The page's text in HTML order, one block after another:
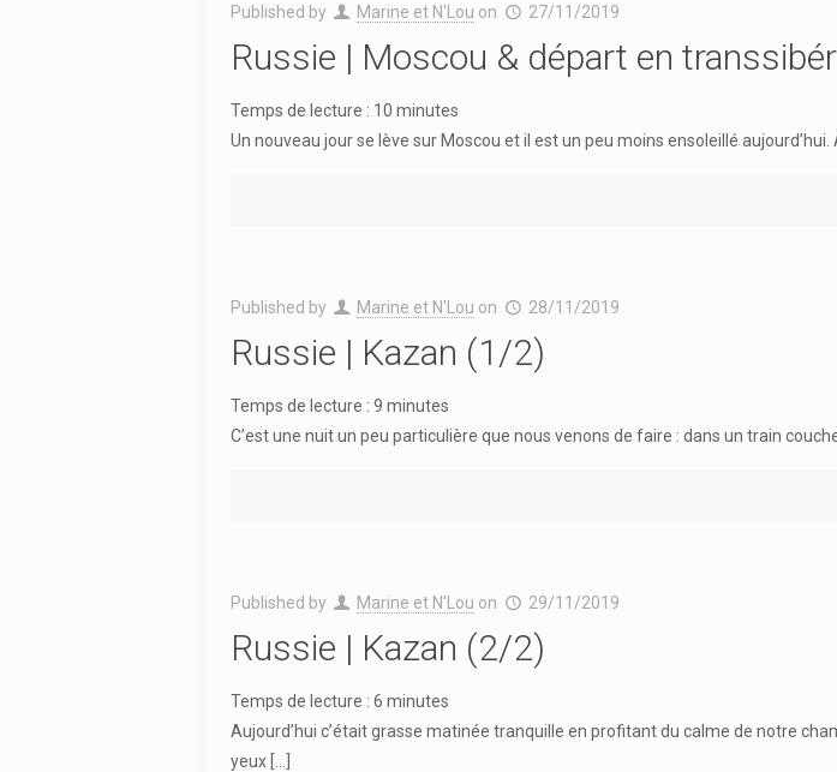
Published by Marine et N'Lou on 27/11/2019
Russie | Moscou & départ en
Temps de lecture : 10 minutes
Un nouveau jour se lève sur Moscou et il est un peu moins ensoleillé
Published by Marine et N'Lou on 28/11/2019
Russie | Kazan (1/2)
Temps de lecture : 9 minutes
C’est une nuit un peu particulière que nous venons de faire : dans un train
Published by Marine et N'Lou on 29/11/2019
Russie | Kazan (2/2)
Temps de lecture : 6 minutes
Aujourd’hui c’était grasse matinée tranquille en profitant du calme de notre
yeux[…]